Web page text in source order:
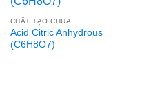
CHẤT TẠO CHUA
Acid Citric Anhydrous
(C6H8O7)